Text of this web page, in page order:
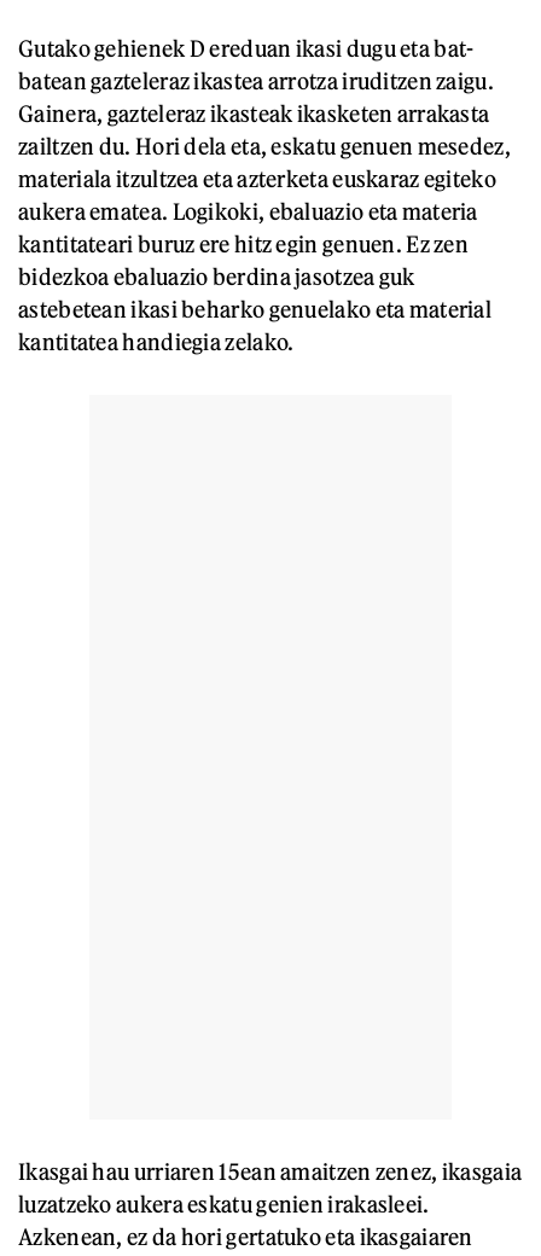
Gutako gehienek D ereduan ikasi dugu eta bat-
batean gazteleraz ikastea arrotza iruditzen zaigu.
Gainera, gazteleraz ikasteak ikasketen arrakasta
zailtzen du. Hori dela eta, eskatu genuen mesedez,
materiala itzultzea eta azterketa euskaraz egiteko
aukera ematea. Logikoki, ebaluazio eta materia
kantitateari buruz ere hitz egin genuen. Ez zen
bidezkoa ebaluazio berdina jasotzea guk
astebetean ikasi beharko genuelako eta material
kantitatea handiegia zelako.
Ikasgai hau urriaren 15ean amaitzen zenez, ikasgaia
luzatzeko aukera eskatu genien irakasleei.
Azkenean, ez da hori gertatuko eta ikasgaiaren